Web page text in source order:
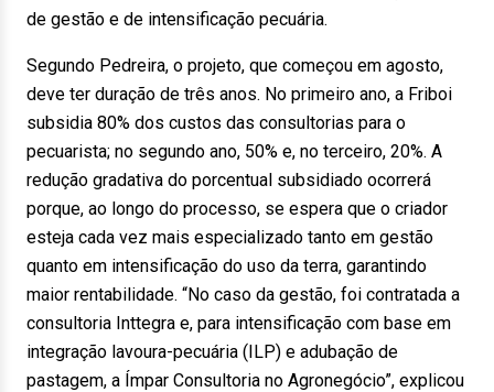
de gestão e de intensificação pecuária.
Segundo Pedreira, o projeto, que começou em agosto,
deve ter duração de três anos. No primeiro ano, a Friboi
subsidia 80% dos custos das consultorias para o
pecuarista; no segundo ano, 50% e, no terceiro, 20%. A
redução gradativa do porcentual subsidiado ocorrerá
porque, ao longo do processo, se espera que o criador
esteja cada vez mais especializado tanto em gestão
quanto em intensificação do uso da terra, garantindo
maior rentabilidade. “No caso da gestão, foi contratada a
consultoria Inttegra e, para intensificação com base em
integração lavoura-pecuária (ILP) e adubação de
pastagem, a Ímpar Consultoria no Agronegócio”, explicou